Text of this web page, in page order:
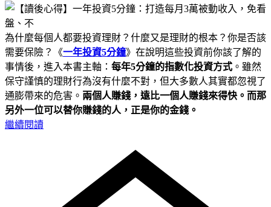
為什麼每個人都要投資理財？什麼又是理財的根本？你是否該
需要保險？《一年投資5分鐘》在說明這些投資前你該了解的
事情後，進入本書主軸： 每年5分鐘的指數化投資方式 。雖然
保守謹慎的理財行為沒有什麼不對，但大多數人其實都忽視了
通膨帶來的危害。 兩個人賺錢，遠比一個人賺錢來得快。而那
另外一位可以替你賺錢的人，正是你的金錢。
繼續閱讀